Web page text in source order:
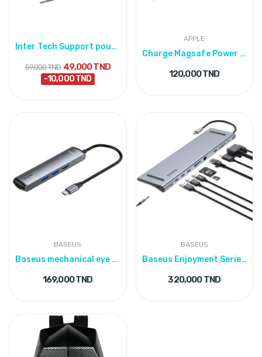
Inter Tech Support pour PC Portable & Notebook...
59,000 TND 49,000 TND
-10,000 TND
APPLE
Charge Magsafe Power Adapter 85W
120,000 TND
BASEUS
Baseus mechanical eye Six-in-one smart HUB
169,000 TND
BASEUS
Baseus Enjoyment Series 11-in-1 Type-C Hub
320,000 TND